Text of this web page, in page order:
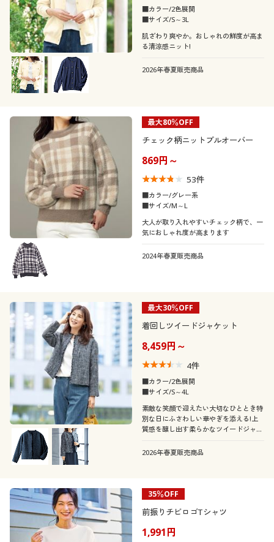
■カラー/2色展開
■サイズ/S～3L
肌ざわり爽やか。おしゃれの鮮度が高ま
る清涼感ニット!
2026年春夏販売商品
最大80％OFF
チェック柄ニットプルオーバー
869円～
53件
■カラー/グレー系
■サイズ/M～L
大人が取り入れやすいチェック柄で、一
気におしゃれ度が高まります
2024年春夏販売商品
最大30％OFF
着回しツイードジャケット
8,459円～
4件
■カラー/2色展開
■サイズ/S～4L
素敵な笑顔で迎えたい大切なひととき特
別な日にふさわしい華やぎを添える!上
質感を醸し出す柔らかなツイードジャケ
2026年春夏販売商品
35％OFF
前振りチビロゴTシャツ
1,991円